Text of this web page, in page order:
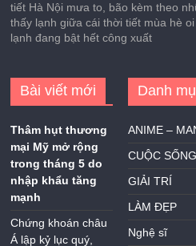
tiết Hà Nội mưa to, bão kèm theo
thấy lạnh giữa cái thời tiết mùa hè
lạnh đang bật hết công xuất
Bài viết mới
Thâm hụt thương
mại Mỹ mở rộng
trong tháng 5 do
nhập khẩu tăng
mạnh
Chứng khoán châu
Á lập kỷ lục quý,
Danh
ANIME –
CUỘC SỐNG
GIẢI TRÍ
LÀM ĐẸP
Nghệ sĩ